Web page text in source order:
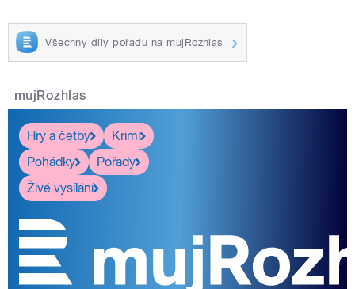
Všechny díly pořadu na mujRozhlas
mujRozhlas
Hry a četby
Krimi
Pohádky
Pořady
Živé vysílání